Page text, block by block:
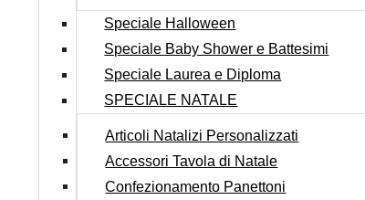
Speciale Halloween
Speciale Baby Shower e Battesimi
Speciale Laurea e Diploma
SPECIALE NATALE
Articoli Natalizi Personalizzati
Accessori Tavola di Natale
Confezionamento Panettoni